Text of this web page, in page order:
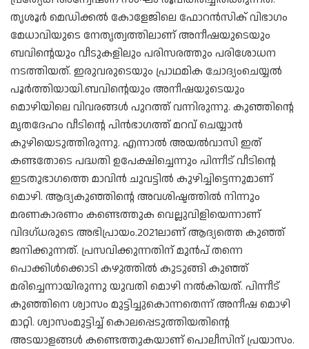
തൃശൂര്‍ മെഡിക്കല്‍ കോളേജിലെ ഫോറന്‍സിക് വിഭാഗം
മേധാവിയുടെ നേതൃത്വത്തിലാണ് അനീഷയുടെയും
ബവിന്റെയും വീടുകളിലും പരിസരത്തും പരിശോധന
നടത്തിയത്. ഇരുവരുടെയും പ്രാഥമിക ചോദ്യംചെയ്യല്‍
പൂര്‍ത്തിയായി.ബവിന്റെയും അനീഷയുടെയും
മൊഴിയിലെ വിവരങ്ങള്‍ പുറത്ത് വന്നിരുന്നു. കുഞ്ഞിൻ്റെ
മൃതദേഹം വീടിന്റെ പിന്‍ഭാഗത്ത് മറവ് ചെയ്യാന്‍
കുഴിയെടുത്തിരുന്നു. എന്നാല്‍ അയല്‍വാസി ഇത്
കണ്ടതോടെ പദ്ധതി ഉപേക്ഷിച്ചെന്നും പിന്നീട് വീടിന്റെ
ഇടതുഭാഗത്തെ മാവിന്‍ ചുവട്ടില്‍ കുഴിച്ചിട്ടെന്നുമാണ്
മൊഴി. ആദ്യകുഞ്ഞിന്റെ അവശിഷ്ടത്തില്‍ നിന്നും
മരണകാരണം കണ്ടെത്തുക വെല്ലുവിളിയെന്നാണ്
വിദഗ്ധരുടെ അഭിപ്രായം.2021ലാണ് ആദ്യത്തെ കുഞ്ഞ്
ജനിക്കുന്നത്. പ്രസവിക്കുന്നതിന് മുന്‍പ് തന്നെ
പൊക്കിള്‍ക്കൊടി കഴുത്തില്‍ കുടുങ്ങി കുഞ്ഞ്
മരിച്ചെന്നായിരുന്നു യുവതി മൊഴി നല്‍കിയത്. പിന്നീട്
കുഞ്ഞിനെ ശ്വാസം മുട്ടിച്ചുകൊന്നതെന്ന് അനീഷ മൊഴി
മാറ്റി. ശ്വാസംമുട്ടിച്ച് കൊലപ്പെടുത്തിയതിന്റെ
അടയാളങ്ങള്‍ കണ്ടെത്തുകയാണ് പൊലീസിന് പ്രയാസം.